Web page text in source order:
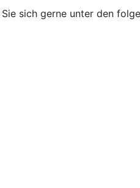
sich gerne unter den